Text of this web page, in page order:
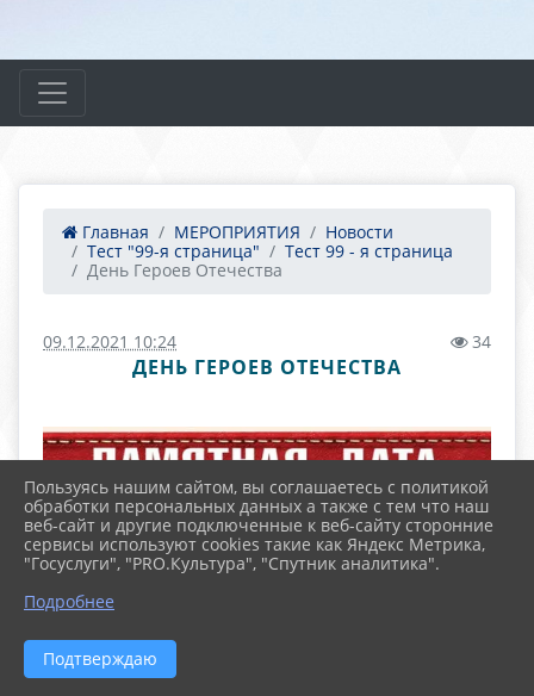
Главная МЕРОПРИЯТИЯ
Новости
Тест "99-я страница"
Тест 99 - я страница
День Героев Отечества
09.12.2021 10:24 34
ДЕНЬ ГЕРОЕВ ОТЕЧЕСТВА
Пользуясь нашим сайтом, вы соглашаетесь с политикой
обработки персональных данных а также с тем что наш
веб-сайт и другие подключенные к веб-сайту сторонние
сервисы используют cookies такие как Яндекс Метрика,
"Госуслуги", "PRO.Культура", "Спутник аналитика".
Подробнее
Подтверждаю